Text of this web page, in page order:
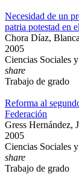
Necesidad de un
patria potestad en
Chora Díaz,
2005
Ciencias Sociales
share
Trabajo de grado
Reforma al
Federación
Gress Hernández,
2005
Ciencias Sociales
share
Trabajo de grado